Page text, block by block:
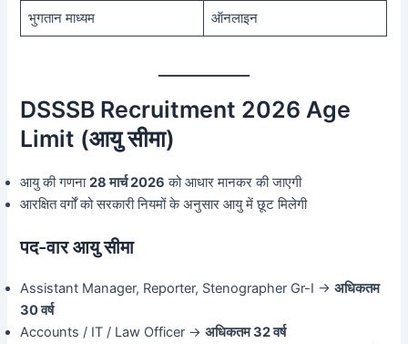
भुगतान माध्यम ऑनलाइन
DSSSB Recruitment 2026 Age
Limit (आयु सीमा)
आयु की गणना28 मार्च 2026 को आधार मानकर की जाएगी
आरक्षित वर्गों को सरकारी नियमों के अनुसार आयु में छूट मिलेगी
पद-वार आयु सीमा
Assistant Manager, Reporter, Stenographer Gr-I →अधिकतम
30 वर्ष
Accounts / IT / Law Officer →अधिकतम 32 वर्ष